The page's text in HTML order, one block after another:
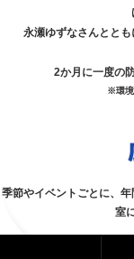
永瀬ゆずなさんとと
2か月に一度の
※環境
季節やイベントごとに、
室